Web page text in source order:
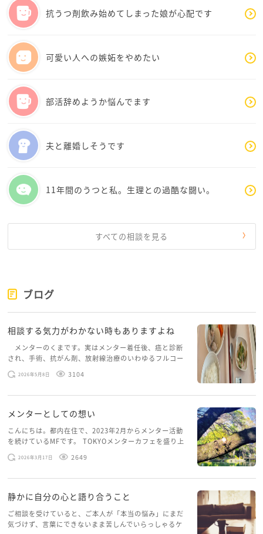
これから先、自分はどうなってしまうのだろうという
不安はありませんか？
また、お母さんが過干渉でヒステリック、お父さんは
単身赴任中遊んでしまって…ということですが、「早
ないみたいです。」とは、お父さんに言っているので
すか？
離婚後お父さんと暮らしたいと思っているのですか？
かのんさんのご家庭自信に沢山不満を持っているので
すか？
かのんさんの投稿を拝見する限り、ご自身がかなり混
沌としている状態なのかな？と思われます…
自分の気持ちを整理したいということですが、「学校
生活」「家庭」「遊び」などジャンルを分けて、それ
そのうち、それぞれから真の問題が浮かび上がってく
るのではないかな？と思います。
うしたら良いか考えてみてください。
考えてもわからない時は、周りの人やこのカフェで相
談してみてくださいね^ - ^
抗うつ剤飲み始めてしまった娘が心配です
可愛い人への嫉妬をやめたい
部活辞めようか悩んでます
夫と離婚しそうです
11年間のうつと私。生理との過酷な闘い。
すべての相談を見る
ブログ
相談する気力がわかない時もありますよね
メンターのくまです。実はメンター着任後、癌と診断
され、手術、抗がん剤、放射線治療のいわゆるフルコー
スを体験していて、しばらくメンターカフェに来られて
いませんでした。体力だけでなく、気力も落ちパソコン
2026年5月8日 3104
メンターとしての想い
こんにちは。都内在住で、2023年2月からメンター活動
を続けているMFです。 TOKYOメンターカフェを盛り上
げたいという想いから、勇気を出して初めてブログを投
稿してみようと思います。少し自分のことを書いてみま
2026年3月17日 2649
静かに自分の心と語り合うこと
ご相談を受けていると、ご本人が「本当の悩み」にまだ
気づけず、言葉にできないまま苦しんでいらっしゃるケ